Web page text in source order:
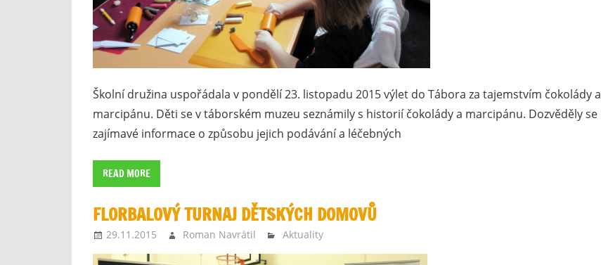
Školní družina uspořádala v pondělí 23. listopadu 2015 výlet do Tábora za tajemstvím čokolády a
marcipánu. Děti se v táborském muzeu seznámily s historií čokolády a marcipánu. Dozvěděly se
zajímavé informace o způsobu jejich podávání a léčebných
READ MORE
FLORBALOVÝ TURNAJ DĚTSKÝCH DOMOVŮ
29.11.2015 Roman Navrátil Aktuality